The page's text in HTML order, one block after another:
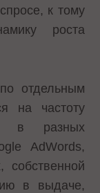
к тому
роста
отдельным
на частоту
в разных
AdWords,
собственной
в выдаче,